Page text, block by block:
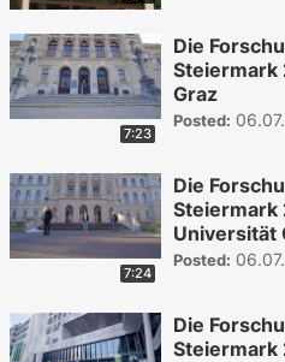
7:23
Die
Steiermark
Graz
Posted:
7:24
Die
Steiermark
Universität
Posted:
Die
Steiermark